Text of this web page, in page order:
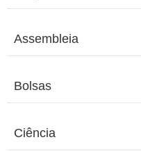
Assembleia
Bolsas
Ciência